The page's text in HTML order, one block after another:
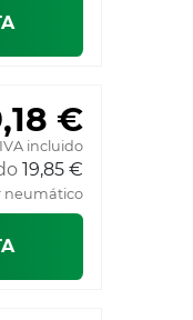
€
IVA incluido
19,85 €
neumático